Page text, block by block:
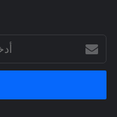
بريدك
الإلكتروني